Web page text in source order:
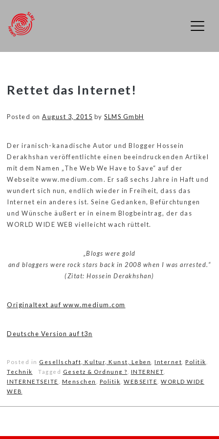
SkipRettet das Internet!
Posted on August 3, 2015 by SLMS GmbH
Der iranisch-kanadische Autor und Blogger Hossein
Derakhshan veröffentlichte einen beeindruckenden Artikel
mit dem Namen „The Web We Have to Save“ auf der
Webseite www.medium.com. Er saß sechs Jahre in Haft und
wundert sich nun, endlich wieder in Freiheit, dass das
Internet ein anderes ist. Seine Gedanken, Befürchtungen
und Wünsche äußert er in einem Blogbeintrag, der das
WORLD WIDE WEB vielleicht wach rüttelt.
„Blogs were gold
and bloggers were rock stars back in 2008 when I was arrested.“
(Zitat: Hossein Derakhshan)
Originaltext auf www.medium.com
Deutsche Version auf t3n
Posted in Gesellschaft, Kultur, Kunst, Leben Internet Politik
Technik
Tagged Gesetz & Ordnung ? INTERNET
INTERNETSEITE
Menschen Politik WEBSEITE
WORLD WIDE
WEB